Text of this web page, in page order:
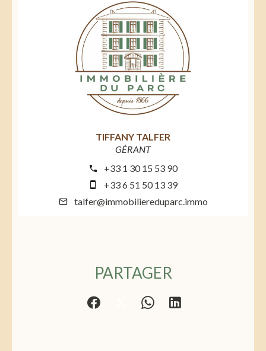
TIFFANY TALFER
GÉRANT
+33 1 30 15 53 90
+33 6 51 50 13 39
talfer@immobiliereduparc.immo
PARTAGER